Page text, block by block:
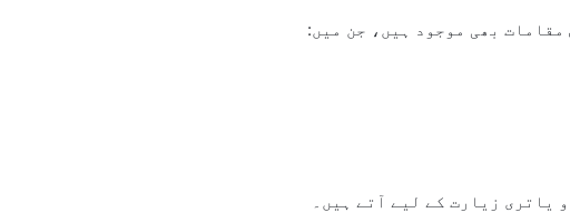
بھی موجود ہیں، جن میں:
یاتری زیارت کے لیے آتے ہیں۔